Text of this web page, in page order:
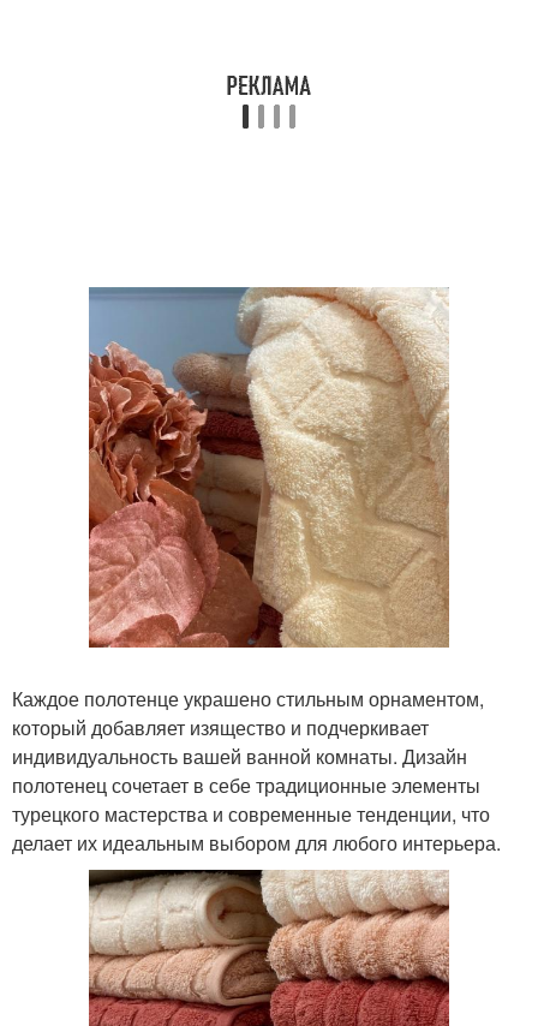
Каждое полотенце украшено стильным орнаментом,
который добавляет изящество и подчеркивает
индивидуальность вашей ванной комнаты. Дизайн
полотенец сочетает в себе традиционные элементы
турецкого мастерства и современные тенденции, что
делает их идеальным выбором для любого интерьера.